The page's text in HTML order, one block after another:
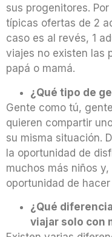
sus progenitores.
típicas ofertas de 2
caso es al revés, 1
viajes no existen las
papá o mamá.
¿Qué tipo de
Gente como tú,
quieren compartir
su misma situación.
la oportunidad de
muchos más niños
oportunidad de
¿Qué
viajar solo con